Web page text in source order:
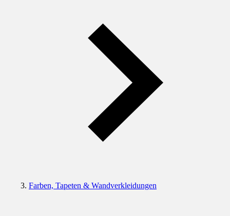
Farben, Tapeten & Wandverkleidungen